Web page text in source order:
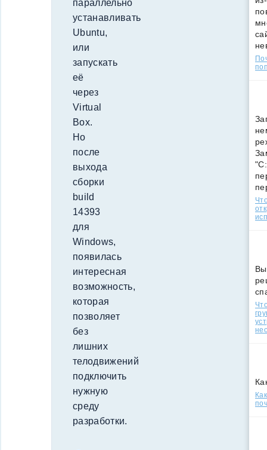
параллельно
устанавливать
Ubuntu,
или
запускать
её
через
Virtual
Box.
Но
после
выхода
сборки
build
14393
для
Windows,
появилась
интересная
возможность,
которая
позволяет
без
лишних
телодвижений
подключить
нужную
среду
разработки.